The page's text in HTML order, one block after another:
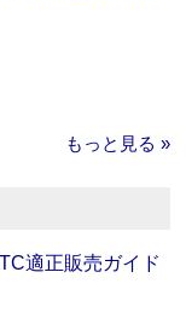
もっと見る »
適正販売ガイド